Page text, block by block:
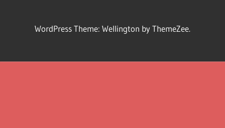
WordPress Theme: Wellington by ThemeZee.